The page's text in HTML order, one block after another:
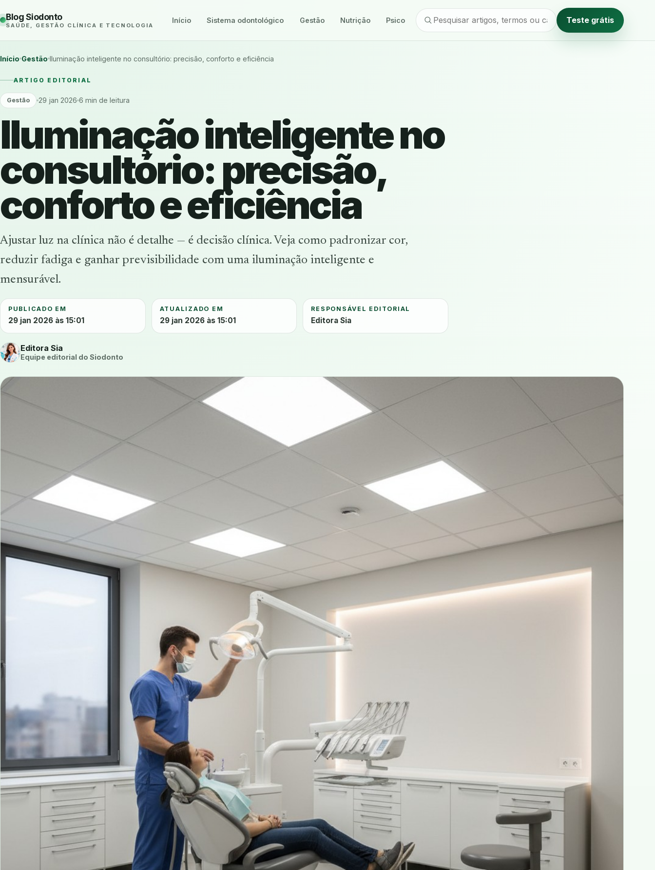
Blog Siodonto
SAÚDE, GESTÃO CLÍNICA E TECNOLOGIA
Início Sistema odontológico Gestão Nutrição Psicologia Método editorial Teste grátis
Início Gestão Iluminação inteligente no consultório: precisão, conforto e eficiência
ARTIGO EDITORIAL
Gestão 29 jan 2026 6 min de leitura
Iluminação inteligente no
consultório: precisão,
conforto e eficiência
Ajustar luz na clínica não é detalhe — é decisão clínica. Veja como padronizar cor,
reduzir fadiga e ganhar previsibilidade com uma iluminação inteligente e
mensurável.
PUBLICADO EM
29 jan 2026 às 15:01
ATUALIZADO EM
29 jan 2026 às 15:01
RESPONSÁVEL EDITORIAL
Editora Sia
Editora Sia
Equipe editorial do Siodonto